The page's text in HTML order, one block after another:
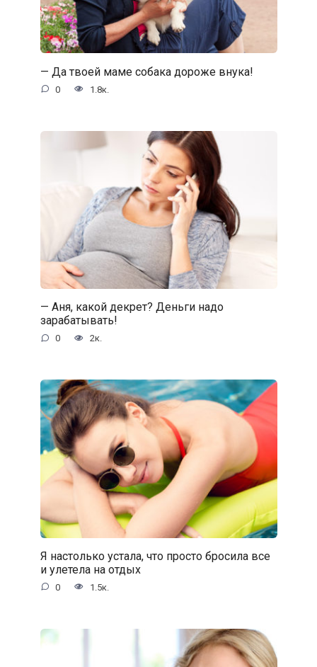
— Да твоей маме собака дороже внука!
0 1.8к.
— Аня, какой декрет? Деньги надо
зарабатывать!
0 2к.
Я настолько устала, что просто бросила все
и улетела на отдых
0 1.5к.